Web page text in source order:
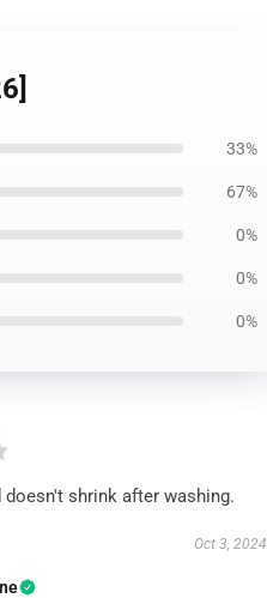
33%
67%
0%
0%
0%
doesn't shrink after washing.
Oct 3, 2024